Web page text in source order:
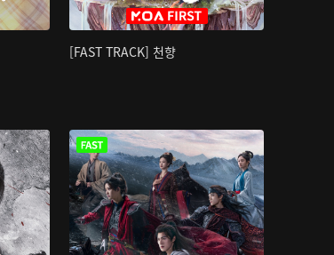
[FAST TRACK] 천향